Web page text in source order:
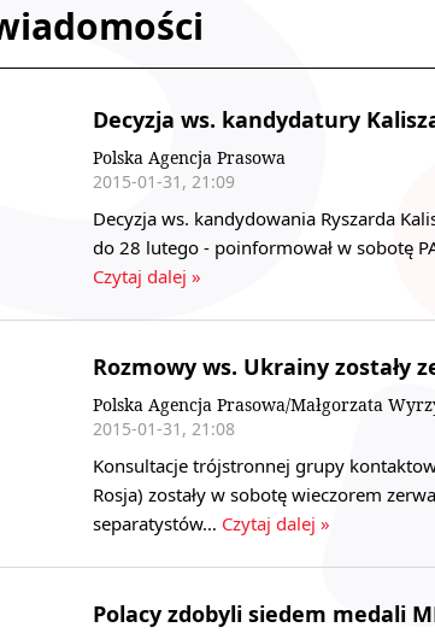
Decyzja ws. kandydatury
Polska Agencja Prasowa
2015-01-31, 21:09
Decyzja ws. kandydowania Ryszarda
do 28 lutego - poinformował w sobotę
Czytaj dalej »
Rozmowy ws. Ukrainy zostały
Polska Agencja Prasowa/Małgorzata
2015-01-31, 21:08
Konsultacje trójstronnej grupy
Rosja) zostały w sobotę wieczorem
separatystów… Czytaj dalej »
Polacy zdobyli siedem medali